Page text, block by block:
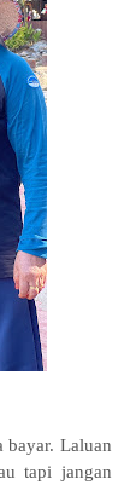
bayar. Laluan
tapi jangan